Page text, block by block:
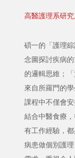
高醫護理系研
碩一的「護理
念圖探討疾病
的邏輯思維；
來自所羅門的
課程中不僅會
結合中醫食療
有工作經驗，
病患做個別護